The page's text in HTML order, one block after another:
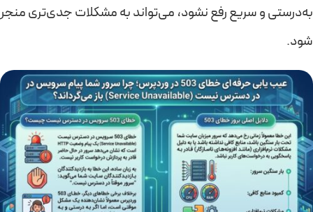
به‌درستی و سریع رفع نشود، می‌تواند به مشکلات جدی‌تری منجر
شود.